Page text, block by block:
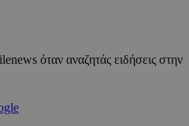
όταν αναζητάς ειδήσεις στην